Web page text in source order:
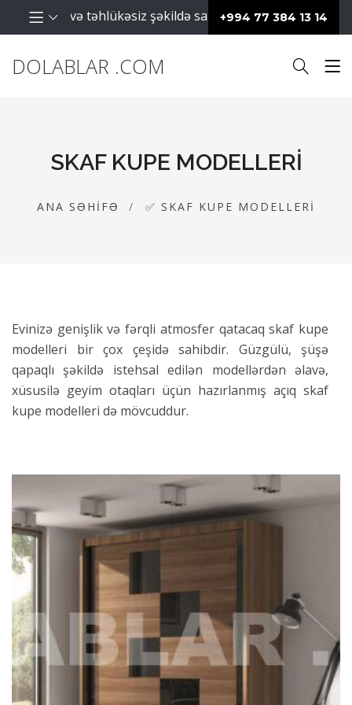
və təhlükəsiz şəkildə saxlanılması üçün istifadə
+994 77 384 13 14
DOLABLAR .COM
SKAF KUPE MODELLERI
ANA SƏHIFƏ ✅ SKAF KUPE MODELLERI
Evinizə genişlik və fərqli atmosfer qatacaq skaf kupe
modelleri bir çox çeşidə sahibdir. Güzgülü, şüşə
qapaqlı şəkildə istehsal edilən modellərdən əlavə,
xüsusilə geyim otaqları üçün hazırlanmış açıq skaf
kupe modelleri də mövcuddur.
bir-birindən fərqlilik təşkil edir. Əşyalarınızı rahatlıqla
yerləşdirməyinizə şərayit yaradan kupe modellerini
əldə etmək dolablar.com ilə indi daha asandr.
Əsasən dəhliz və geyim otaqlarında paltar və
ayaqqabıların rahatlıqa yerləşdirilmsi üçün istifadə
olunan skaf kupe modelleri sahib olduğu siyirməli
qapı funksiyası ilə sizə məkanlarınızdan daha
səmərəli istifadə etməyə imkan tanıyır.
Şkaflar istehsal edildiyi ölçülərə görə də fərqlilik
göstərir. Bunun əsas səbəbi istehlakçı ehtiyaclarıdır.